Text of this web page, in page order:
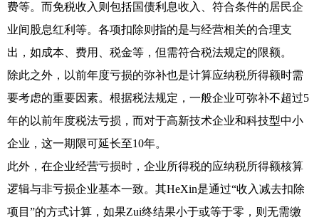
费等。而免税收入则包括国债利息收入、符合条件的居民企
业间股息红利等。各项扣除则指的是与经营相关的合理支
出，如成本、费用、税金等，但需符合税法规定的限额。
除此之外，以前年度亏损的弥补也是计算应纳税所得额时需
要考虑的重要因素。根据税法规定，一般企业可弥补不超过5
年的以前年度税法亏损，而对于高新技术企业和科技型中小
企业，这一期限可延长至10年。
此外，在企业经营亏损时，企业所得税的应纳税所得额核算
逻辑与非亏损企业基本一致。其HeXin是通过“收入减去扣除
项目”的方式计算，如果Zui终结果小于或等于零，则无需缴